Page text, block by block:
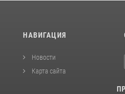
НАВИГАЦИЯ
Новости
Карта сайта